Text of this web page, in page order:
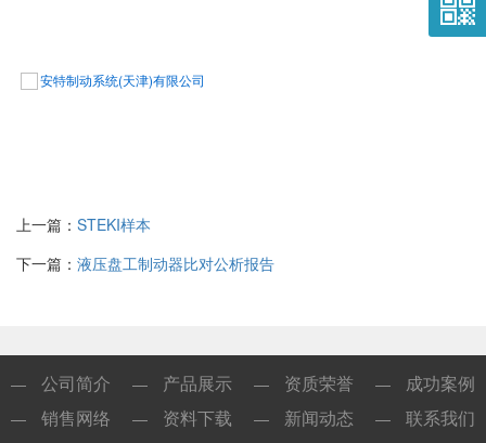
安特制动系统(天津)有限公司
上一篇： STEKI样本
下一篇： 液压盘工制动器比对公析报告
— 公司简介 — 产品展示 — 资质荣誉 — 成功案例
— 销售网络 — 资料下载 — 新闻动态 — 联系我们